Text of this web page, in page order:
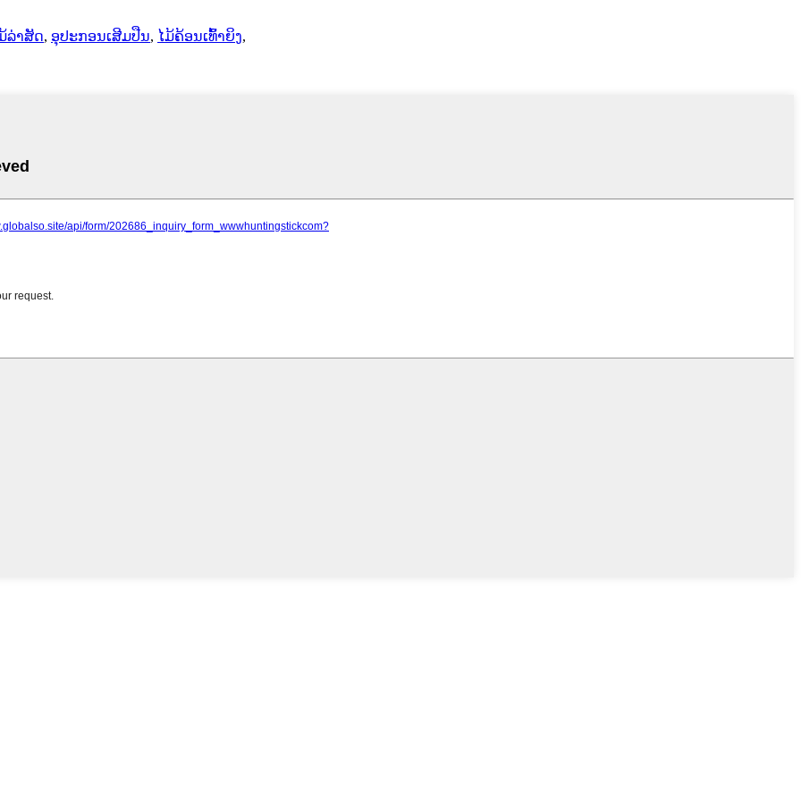
ລ່າສັດ, ອຸປະກອນເສີມປືນ, ໄມ້ຄ້ອນເທົ້າຍິງ,